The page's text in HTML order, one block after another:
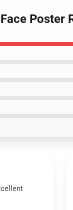
Poster